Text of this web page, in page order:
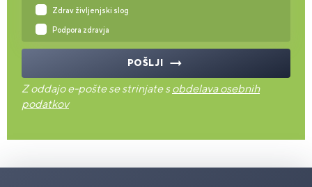
Zdrav življenjski slog
Podpora zdravja
POŠLJI
Z oddajo e-pošte se strinjate sobdelava osebnih
podatkov